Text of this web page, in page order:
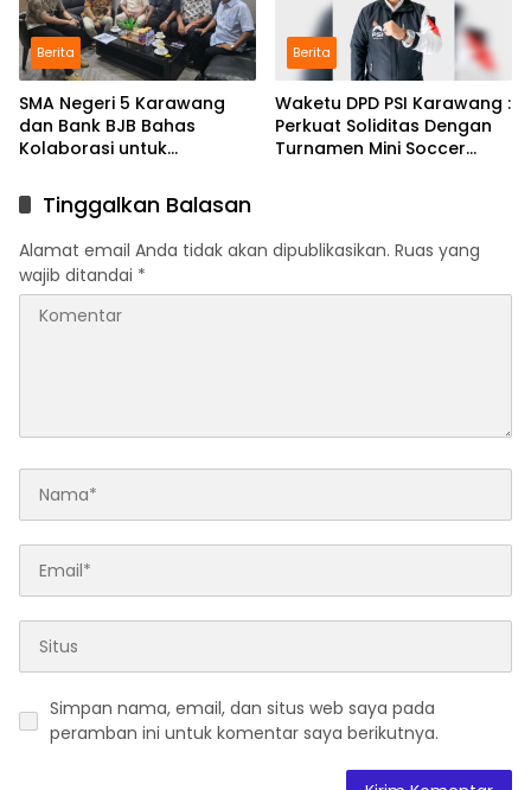
Berita
SMA Negeri 5 Karawang
dan Bank BJB Bahas
Kolaborasi untuk
Pendidikan
Berita
Waketu DPD PSI Karawang :
Perkuat Soliditas Dengan
Turnamen Mini Soccer
Tinggalkan Balasan
Alamat email Anda tidak akan dipublikasikan. Ruas yang
wajib ditandai *
Simpan nama, email, dan situs web saya pada
peramban ini untuk komentar saya berikutnya.